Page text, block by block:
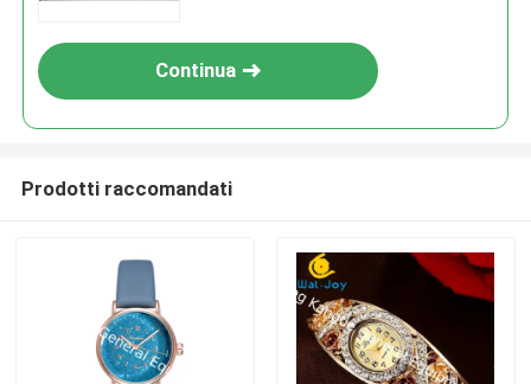
Continua
Prodotti raccomandati